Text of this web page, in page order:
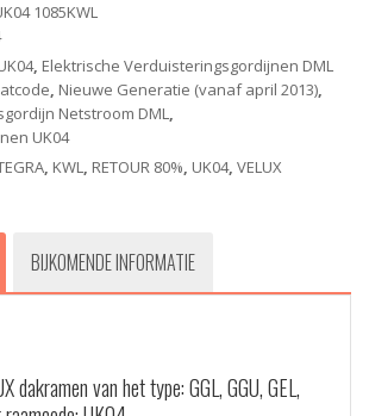
1085KWL
, Elektrische Verduisteringsgordijnen DML
, Nieuwe Generatie (vanaf april 2013),
Netstroom DML,
UK04
, KWL, RETOUR 80%, UK04, VELUX
BIJKOMENDE INFORMATIE
dakramen van het type: GGL, GGU, GEL,